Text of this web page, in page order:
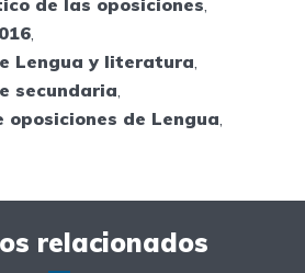
de las oposiciones,
,
Lengua y literatura,
secundaria,
oposiciones de Lengua,
relacionados